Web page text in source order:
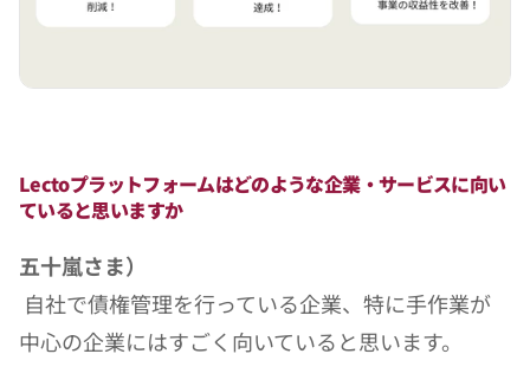
Lectoプラットフォームはどのような企業・サービスに向い
ていると思いますか
五十嵐さま）
中心の企業にはすごく向いていると思います。